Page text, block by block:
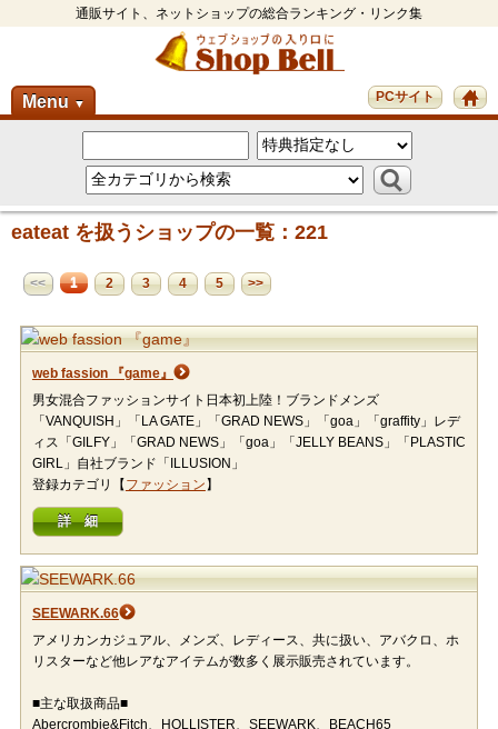
通販サイト、ネットショップの総合ランキング・リンク集
Menu ▼ PCサイト
eateat を扱うショップの一覧：221
<< 1 2 3 4 5 >>
web fassion 『game』
男女混合ファッションサイト日本初上陸！ブランドメンズ
「VANQUISH」「LA GATE」「GRAD NEWS」「goa」「graffity」レデ
ィス「GILFY」「GRAD NEWS」「goa」「JELLY BEANS」「PLASTIC
GIRL」自社ブランド「ILLUSION」
登録カテゴリ【 ファッション 】
詳 細
SEEWARK.66
アメリカンカジュアル、メンズ、レディース、共に扱い、アバクロ、ホ
リスターなど他レアなアイテムが数多く展示販売されています。
■主な取扱商品■
Abercrombie&Fitch、HOLLISTER、SEEWARK、BEACH65